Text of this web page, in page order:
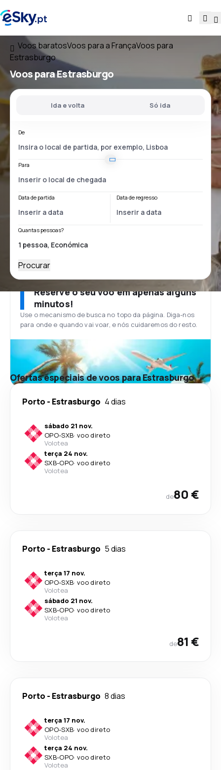
Voos baratosVoos para a FrançaVoos para
Estrasburgo
Voos para Estrasburgo
Ida e volta Só ida
De
Para
Data de partida Data de regresso
Quantas pessoas?
Procurar
Reserve o seu voo em apenas alguns
minutos!
Use o mecanismo de busca no topo da página. Diga-nos
para onde e quando vai voar, e nós cuidaremos do resto.
Ofertas especiais de voos para Estrasburgo
Porto - Estrasburgo 4 dias
sábado 21 nov.
OPO-SXB· voo direto
Volotea
terça 24 nov.
SXB-OPO· voo direto
Volotea
de80 €
Porto - Estrasburgo 5 dias
terça 17 nov.
OPO-SXB· voo direto
Volotea
sábado 21 nov.
SXB-OPO· voo direto
Volotea
de81 €
Porto - Estrasburgo 8 dias
terça 17 nov.
OPO-SXB· voo direto
Volotea
terça 24 nov.
SXB-OPO· voo direto
Volotea